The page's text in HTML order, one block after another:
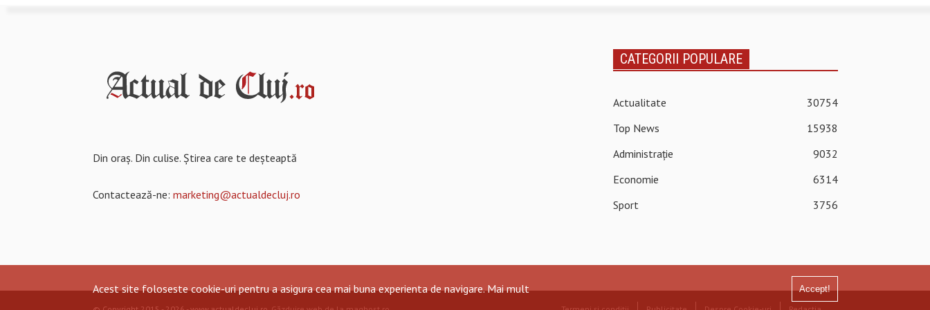
Din oraș. Din culise. Știrea care te deșteaptă
Contactează-ne: marketing@actualdecluj.ro
CATEGORII POPULARE
Actualitate
30754
Top News
15938
Administrație
9032
Economie
6314
Sport
3756
Acest site foloseste cookie-uri pentru a asigura cea mai buna experienta de navigare.Mai mult Accept!